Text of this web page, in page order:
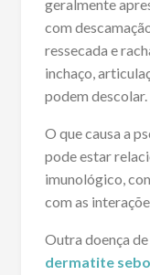
geralmente
com
ressecada e
inchaço,
podem descolar.
O que causa a
pode estar
imunológico,
com as
Outra doença
dermatite